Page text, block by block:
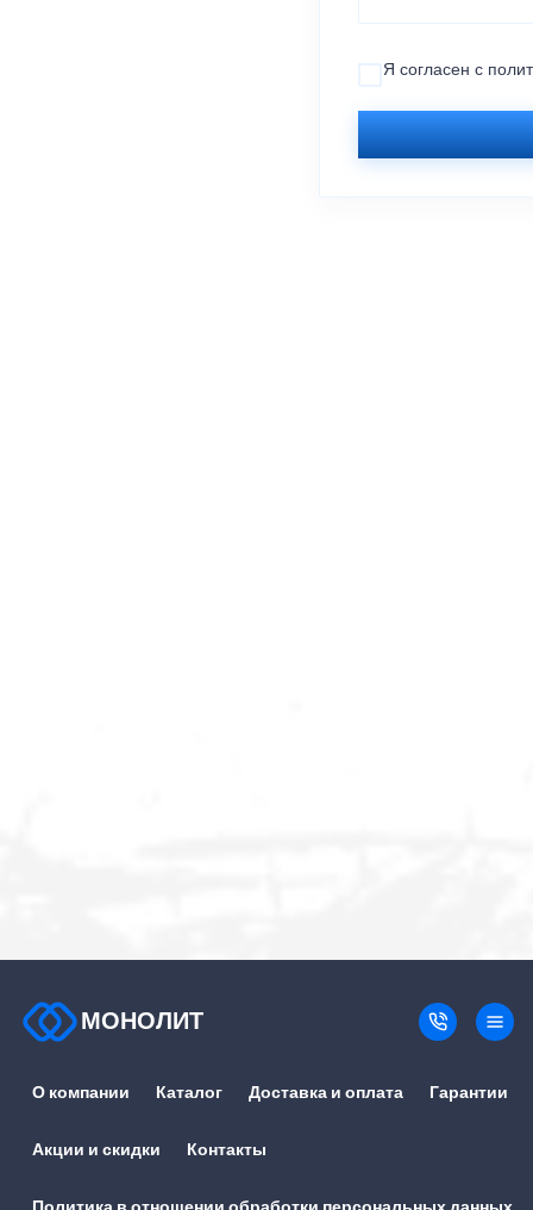
Я согласен с
МОНОЛИТ
О компании Каталог Доставка и оплата Гарантии
Акции и скидки Контакты